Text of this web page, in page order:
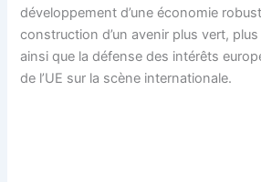
développement d’une économie
construction d’un avenir plus vert,
ainsi que la défense des intérêts
de l’UE sur la scène internationale.